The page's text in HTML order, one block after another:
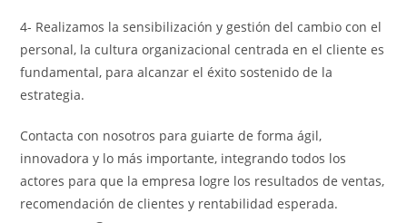
4- Realizamos la sensibilización y gestión del cambio con el
personal, la cultura organizacional centrada en el cliente es
fundamental, para alcanzar el éxito sostenido de la
estrategia.
Contacta con nosotros para guiarte de forma ágil,
innovadora y lo más importante, integrando todos los
actores para que la empresa logre los resultados de ventas,
recomendación de clientes y rentabilidad esperada.